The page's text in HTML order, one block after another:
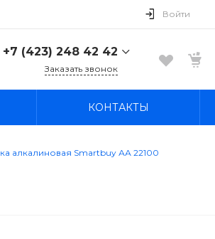
Войти
+7 (423) 248 42 42
Надеждинский район, п.
Заказать звонок
КОНТАКТЫ
алкалиновая Smartbuy АА 22100